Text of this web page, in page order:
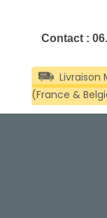
Contact :